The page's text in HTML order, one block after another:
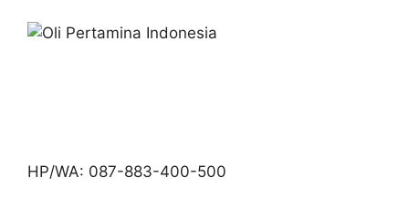
HP/WA: 087-883-400-500